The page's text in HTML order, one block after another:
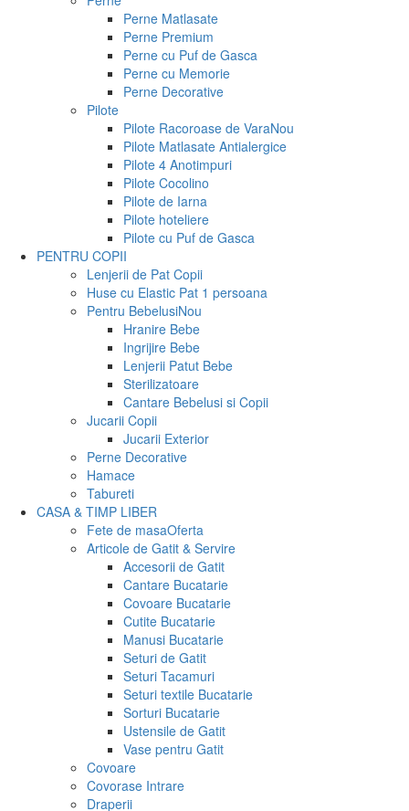
Perne Matlasate
Perne Premium
Perne cu Puf de Gasca
Perne cu Memorie
Perne Decorative
Pilote
Pilote Racoroase de VaraNou
Pilote Matlasate Antialergice
Pilote 4 Anotimpuri
Pilote Cocolino
Pilote de Iarna
Pilote hoteliere
Pilote cu Puf de Gasca
PENTRU COPII
Lenjerii de Pat Copii
Huse cu Elastic Pat 1 persoana
Pentru BebelusiNou
Hranire Bebe
Ingrijire Bebe
Lenjerii Patut Bebe
Sterilizatoare
Cantare Bebelusi si Copii
Jucarii Copii
Jucarii Exterior
Perne Decorative
Hamace
Tabureti
CASA & TIMP LIBER
Fete de masaOferta
Articole de Gatit & Servire
Accesorii de Gatit
Cantare Bucatarie
Covoare Bucatarie
Cutite Bucatarie
Manusi Bucatarie
Seturi de Gatit
Seturi Tacamuri
Seturi textile Bucatarie
Sorturi Bucatarie
Ustensile de Gatit
Vase pentru Gatit
Covoare
Covorase Intrare
Draperii